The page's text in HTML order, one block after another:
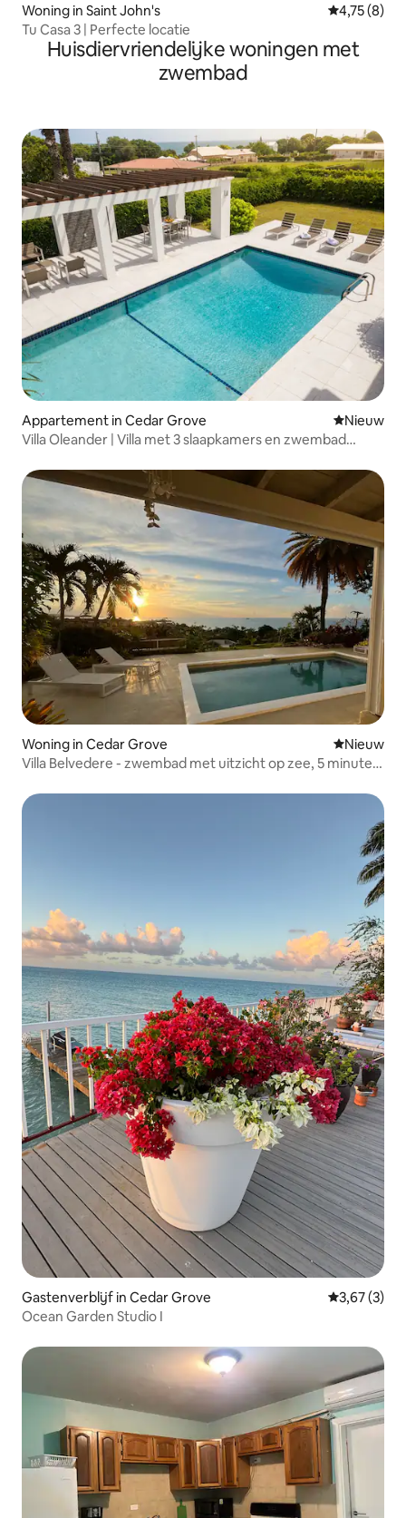
Woning in Saint John's
4,75 (8)
Tu Casa 3 | Perfecte locatie
Huisdiervriendelijke woningen met
zwembad
Appartement in Cedar Grove Nieuwe
Nieuw
Villa Oleander | Villa met 3 slaapkamers en zwembad
Woning in Cedar Grove Nieuwe
Nieuw
Villa Belvedere - zwembad met uitzicht op zee, 5 minuten
Gastenverblijf in Cedar Grove
3,67 (3)
Ocean Garden Studio I